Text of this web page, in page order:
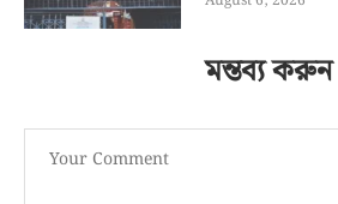
মন্তব্য করুন